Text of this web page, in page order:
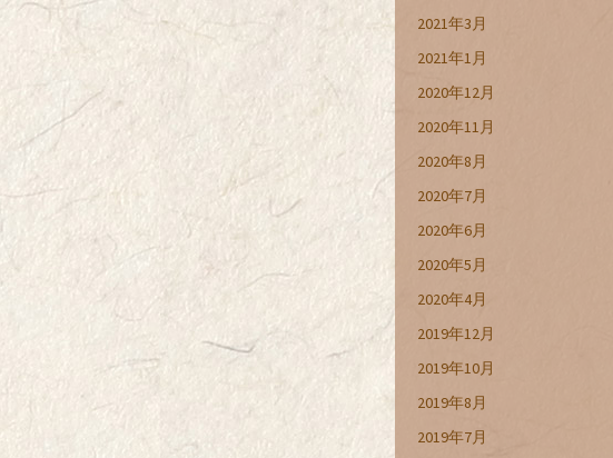
2021年3月
2021年1月
2020年12月
2020年11月
2020年8月
2020年7月
2020年6月
2020年5月
2020年4月
2019年12月
2019年10月
2019年8月
2019年7月